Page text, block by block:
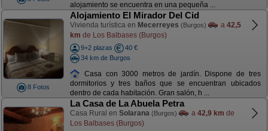
alojamiento se encuentra en una pequeña ...
8 Fotos
Alojamiento El Mirador Del Cid
Vivienda turística en Mecerreyes (Burgos) a 42,5
km de Los Balbases (Burgos)
9+2 plazas
40 €
34 km de Burgos
Casa con 3000 metros de jardín. Dispone de tres
dormitorios y tres baños que se encuentran ubicados
dentro de cada habitación. Gran salón, h ...
La Casa de La Abuela Petra
Casa Rural en Solarana (Burgos) a 42,9 km de
Los Balbases (Burgos)